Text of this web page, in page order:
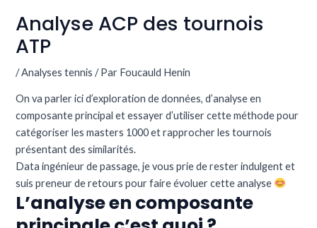
Analyse ACP des tournois
ATP
/Analyses tennis / Par Foucauld Henin
On va parler ici d’exploration de données, d’analyse en
composante principal et essayer d’utiliser cette méthode pour
catégoriser les masters 1000 et rapprocher les tournois
présentant des similarités.
Data ingénieur de passage, je vous prie de rester indulgent et
suis preneur de retours pour faire évoluer cette analyse
L’analyse en composante